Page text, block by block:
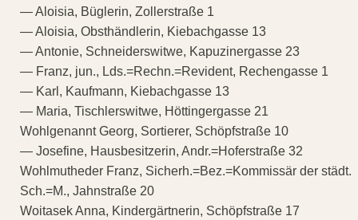
— Aloisia, Büglerin, Zollerstraße 1
— Aloisia, Obsthändlerin, Kiebachgasse 13
— Antonie, Schneiderswitwe, Kapuzinergasse 23
— Franz, jun., Lds.=Rechn.=Revident, Rechengasse 1
— Karl, Kaufmann, Kiebachgasse 13
— Maria, Tischlerswitwe, Höttingergasse 21
Wohlgenannt Georg, Sortierer, Schöpfstraße 10
— Josefine, Hausbesitzerin, Andr.=Hoferstraße 32
Wohlmutheder Franz, Sicherh.=Bez.=Kommissär der städt.
Sch.=M., Jahnstraße 20
Woitasek Anna, Kindergärtnerin, Schöpfstraße 17